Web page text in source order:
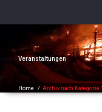
Veranstaltungen
Home / Archiv nach Kategorie